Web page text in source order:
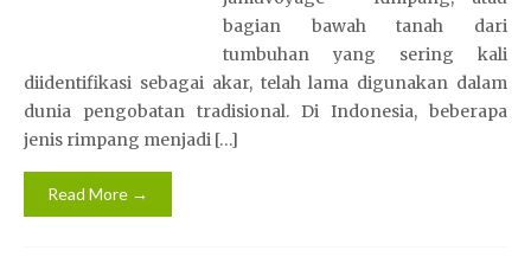
bagian bawah tanah dari
tumbuhan yang sering kali
diidentifikasi sebagai akar, telah lama digunakan dalam
dunia pengobatan tradisional. Di Indonesia, beberapa
jenis rimpang menjadi […]
Read More →